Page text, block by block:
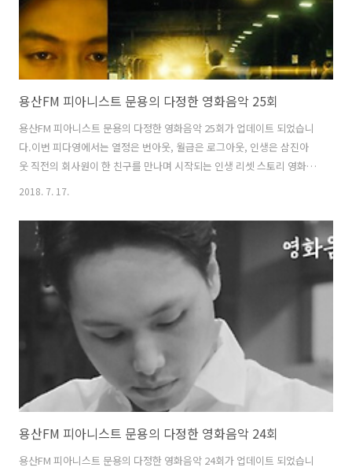
용산FM 피아니스트 문용의 다정한 영화음악 25회
용산FM 피아니스트 문용의 다정한 영화음악 25회가 업데이트 되었습니
다.이번 피다영에서는 열정은 번아웃, 월급은 로그아웃, 인생은 삼진아
웃 직전의 회사원이 한 친구를 만나며 시작되는 인생 리셋 스토리 영화
"잠깐, 회사 좀 관두고 올게"에 대해 이야기 나누었습니다. 여러분들의
16일 오후4시 부터 생방송으로 진행되었습니다. 그럼 용산FM 피아니스
트 문용의 다정한 영화음악 25회를 들어보시기 바랍니다.댓글과 좋아요
는 커다란 힘이 됩니다 :) 팟티:
https://www.podty.me/episode/14229935팟빵:
http://www.podbbang.com/ch/7604?e=22659711
2018. 7. 17.
용산FM 피아니스트 문용의 다정한 영화음악 24회
용산FM 피아니스트 문용의 다정한 영화음악 24회가 업데이트 되었습니